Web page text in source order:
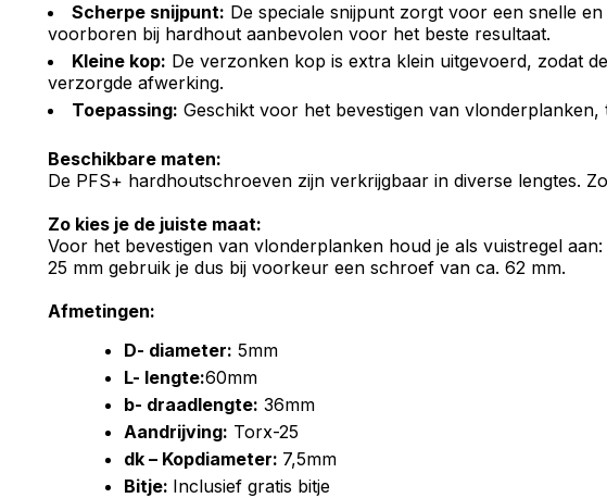
Scherpe snijpunt: De speciale snijpunt zorgt voor een snelle
voorboren bij hardhout aanbevolen voor het beste resultaat.
Kleine kop: De verzonken kop is extra klein uitgevoerd, zodat
verzorgde afwerking.
Toepassing: Geschikt voor het bevestigen van
Beschikbare maten:
De PFS+ hardhoutschroeven zijn verkrijgbaar in diverse lengtes.
Zo kies je de juiste maat:
Voor het bevestigen van vlonderplanken houd je als vuistregel
25 mm gebruik je dus bij voorkeur een schroef van ca. 62 mm.
Afmetingen:
D- diameter: 5mm
L- lengte:60mm
b- draadlengte: 36mm
Aandrijving: Torx-25
dk – Kopdiameter: 7,5mm
Bitje: Inclusief gratis bitje